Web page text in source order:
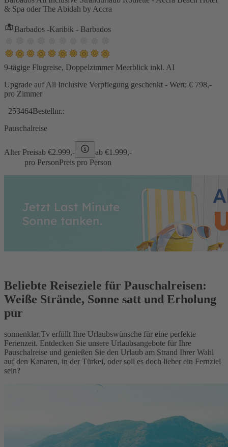
& Spa oder The Abidah by Accra
Barbados -Karibik - Barbados
9-tägige Flugreise, Doppelzimmer Meerblick inkl. AI
Upgrade auf All Inclusive Verpflegung geschenkt - Wert: € 798,-
pro Zimmer
253464Bestellnr.:
Pauschalreise
Alter Preisab €2.999,- ab €1.999,-
pro PersonPreis pro Person
Beliebte Reiseziele für Pauschalreisen:
Weiße Strände, Sonne satt und Erholung
pur
sonnenklar.Tv erfüllt Ihre Urlaubswünsche für eine perfekte
Ferienzeit. Entdecken Sie unsere Urlaubsangebote für Ihre
Pauschalreise und genießen Sie den Urlaub am Strand Ihrer Wahl
auf den Kanaren, in der Türkei, oder soll es doch lieber ein Fernziel
sein?